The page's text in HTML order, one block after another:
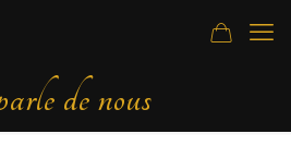
de nous